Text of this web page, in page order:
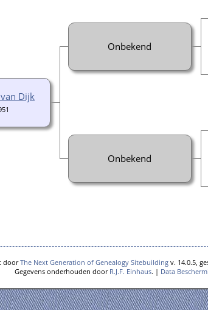
Dijk
Onbekend
Onbekend
doorThe Next Generation of Genealogy Sitebuildingv. 14.0.5,
Gegevens onderhouden door R.J.F. Einhaus. | Data